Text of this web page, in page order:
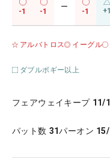
-1 -1
ー
-1 +1
アルバトロス イーグル
ダブルボギー以上
フェアウェイキープ 11/
パット数 31パーオン